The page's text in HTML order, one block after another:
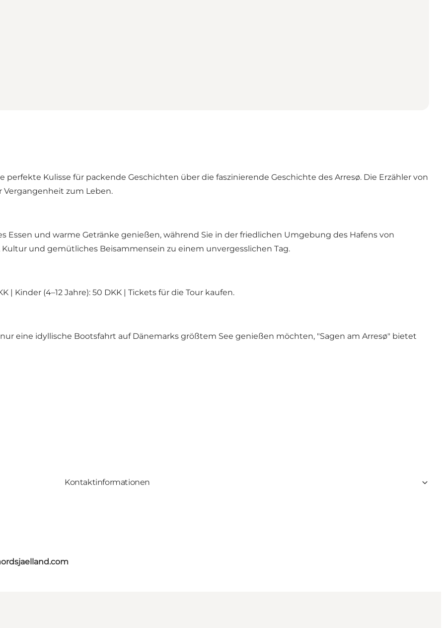
Kulisse für packende Geschichten über die faszinierende Geschichte des Arresø. Die Erzähler von
Vergangenheit zum Leben.
Essen und warme Getränke genießen, während Sie in der friedlichen Umgebung des Hafens von
und gemütliches Beisammensein zu einem unvergesslichen Tag.
| Kinder (4–12 Jahre): 50 DKK | Tickets für die Tour kaufen.
eine idyllische Bootsfahrt auf Dänemarks größtem See genießen möchten, "Sagen am Arresø" bietet
Kontaktinformationen